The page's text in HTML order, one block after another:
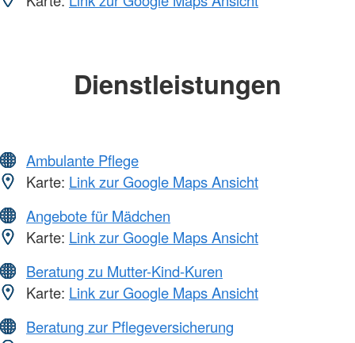
Dienstleistungen
Ambulante Pflege
Karte: Link zur Google Maps Ansicht
Angebote für Mädchen
Karte: Link zur Google Maps Ansicht
Beratung zu Mutter-Kind-Kuren
Karte: Link zur Google Maps Ansicht
Beratung zur Pflegeversicherung